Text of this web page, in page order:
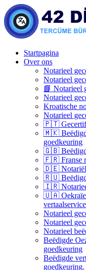
Startpagina
Over ons
Notarieel
Notarieel
📘 Notarieel
Notarieel
Kroatische
Notarieel
🇵🇹
🇲🇰
goedkeuring
🇬🇧
🇫🇷 Franse
🇩🇪
🇷🇺
🇮🇷 Notarieel
🇺🇦
vertaalservice
Notarieel
Notarieel
Notarieel
Beëdigde
goedkeuring
Beëdigde
goedkeuring.